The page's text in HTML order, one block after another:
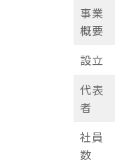
事業
概要
設立
代表
者
社員
数